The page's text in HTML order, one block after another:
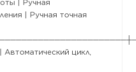
| Ручная
| Ручная точная
цикл,